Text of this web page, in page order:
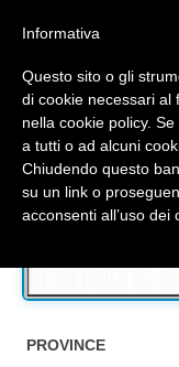
Accedi / Registrati
Contattaci
PROVINCE
Informativa
Questo sito o gli
di cookie necessari al
nella cookie policy.
a tutti o ad alcuni
Chiudendo questo
su un link o
acconsenti all’uso dei